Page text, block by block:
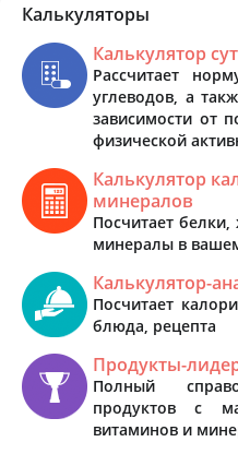
Калькуляторы
Калькулятор
Рассчитает
углеводов, а
зависимости от
физической
Калькулятор
минералов
Посчитает
минералы в
Калькулятор-
Посчитает
блюда, рецепта
Продукты-
Полный
продуктов с
витаминов и